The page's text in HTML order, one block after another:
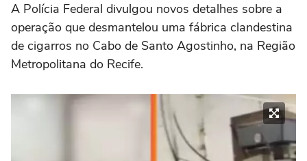
A Polícia Federal divulgou novos detalhes sobre a
operação que desmantelou uma fábrica clandestina
de cigarros no Cabo de Santo Agostinho, na Região
Metropolitana do Recife.